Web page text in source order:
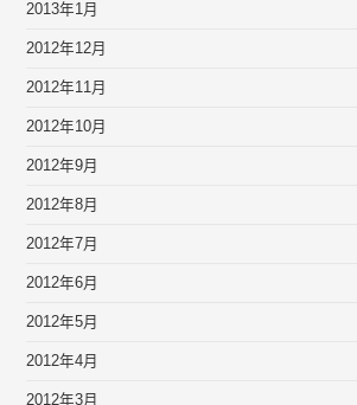
2013年1月
2012年12月
2012年11月
2012年10月
2012年9月
2012年8月
2012年7月
2012年6月
2012年5月
2012年4月
2012年3月